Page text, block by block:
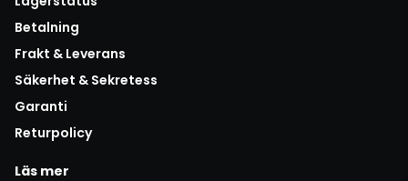
Betalning
Frakt & Leverans
Säkerhet & Sekretess
Garanti
Returpolicy
Läs mer